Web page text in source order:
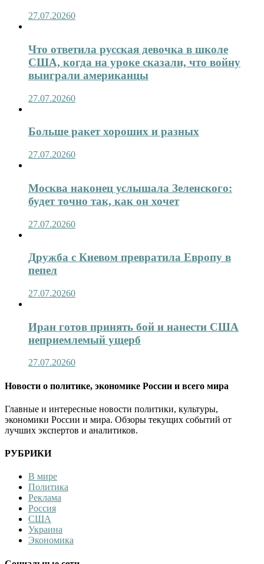
27.07.20260
Что ответила русская девочка в школе
США, когда на уроке сказали, что войну
выиграли американцы
27.07.20260
Больше ракет хороших и разных
27.07.20260
Москва наконец услышала Зеленского:
будет точно так, как он хочет
27.07.20260
Дружба с Киевом превратила Европу в
пепел
27.07.20260
Иран готов принять бой и нанести США
неприемлемый ущерб
27.07.20260
Новости о политике, экономике России и всего мира
Главные и интересные новости политики, культуры,
экономики России и мира. Обзоры текущих событий от
лучших экспертов и аналитиков.
РУБРИКИ
В мире
Политика
Реклама
Россия
США
Украина
Экономика